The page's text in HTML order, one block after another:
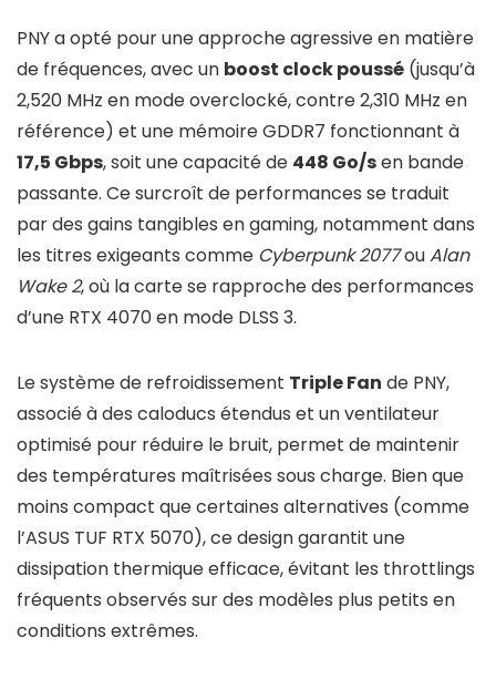
PNY a opté pour une approche agressive en matière
de fréquences, avec un boost clock poussé (jusqu’à
2,520 MHz en mode overclocké, contre 2,310 MHz en
référence) et une mémoire GDDR7 fonctionnant à
17,5 Gbps, soit une capacité de 448 Go/sen bande
passante. Ce surcroît de performances se traduit
par des gains tangibles en gaming, notamment dans
les titres exigeants comme Cyberpunk 2077ouAlan
Wake 2, où la carte se rapproche des performances
d’une RTX 4070 en mode DLSS 3.
Le système de refroidissement Triple Fan de PNY,
associé à des caloducs étendus et un ventilateur
optimisé pour réduire le bruit, permet de maintenir
des températures maîtrisées sous charge. Bien que
moins compact que certaines alternatives (comme
l’ASUS TUF RTX 5070), ce design garantit une
dissipation thermique efficace, évitant les throttlings
fréquents observés sur des modèles plus petits en
conditions extrêmes.